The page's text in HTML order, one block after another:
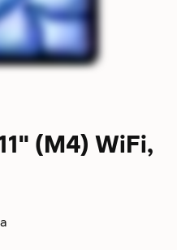
(M4) WiFi,